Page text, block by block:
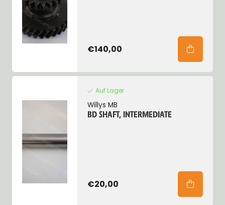
€140,00
Auf Lager
Willys MB
BD SHAFT, INTERMEDIATE
€20,00